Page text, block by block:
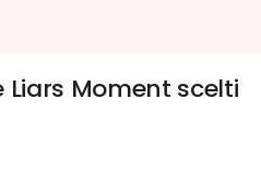
Liars Moment scelti